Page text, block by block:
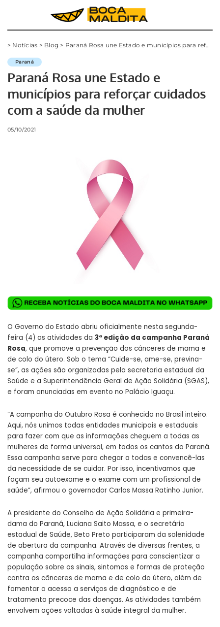
> Notícias > Blog > Paraná Rosa une Estado e municípios para reforçar cuidados com a saúde da mulher
Paraná
Paraná Rosa une Estado e
municípios para reforçar cuidados
com a saúde da mulher
05/10/2021
O Governo do Estado abriu oficialmente nesta segunda-
feira (4) as atividades da 3ª edição da campanha Paraná
Rosa, que promove a prevenção dos cânceres de mama e
de colo do útero. Sob o tema “Cuide-se, ame-se, previna-
se”, as ações são organizadas pela secretaria estadual da
Saúde e a Superintendência Geral de Ação Solidária (SGAS),
e foram anunciadas em evento no Palácio Iguaçu.
“A campanha do Outubro Rosa é conhecida no Brasil inteiro.
Aqui, nós unimos todas entidades municipais e estaduais
para fazer com que as informações cheguem a todas as
mulheres de forma universal, em todos os cantos do Paraná.
Essa campanha serve para chegar a todas e convencê-las
da necessidade de se cuidar. Por isso, incentivamos que
façam seu autoexame e o exame com um profissional de
saúde”, afirmou o governador Carlos Massa Ratinho Junior.
A presidente do Conselho de Ação Solidária e primeira-
dama do Paraná, Luciana Saito Massa, e o secretário
estadual de Saúde, Beto Preto participaram da solenidade
de abertura da campanha. Através de diversas frentes, a
campanha compartilha informações para conscientizar a
população sobre os sinais, sintomas e formas de proteção
contra os cânceres de mama e de colo do útero, além de
fomentar o acesso a serviços de diagnóstico e de
tratamento precoce das doenças. As atividades também
envolvem ações voltadas à saúde integral da mulher.